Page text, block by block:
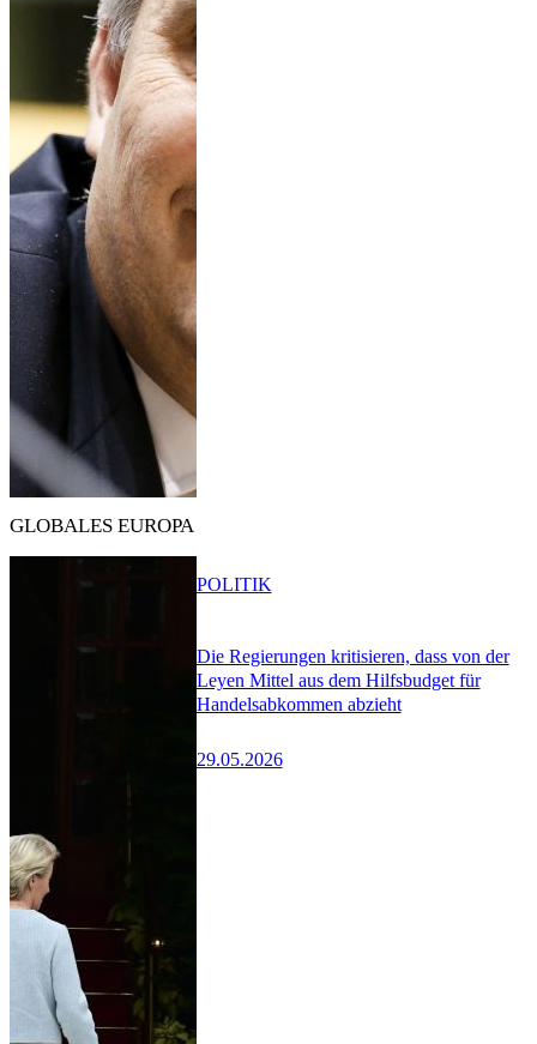
GLOBALES EUROPA
Die Regierungen kritisieren, dass von der
Leyen Mittel aus dem Hilfsbudget für
Handelsabkommen abzieht
29.05.2026
POLITIK